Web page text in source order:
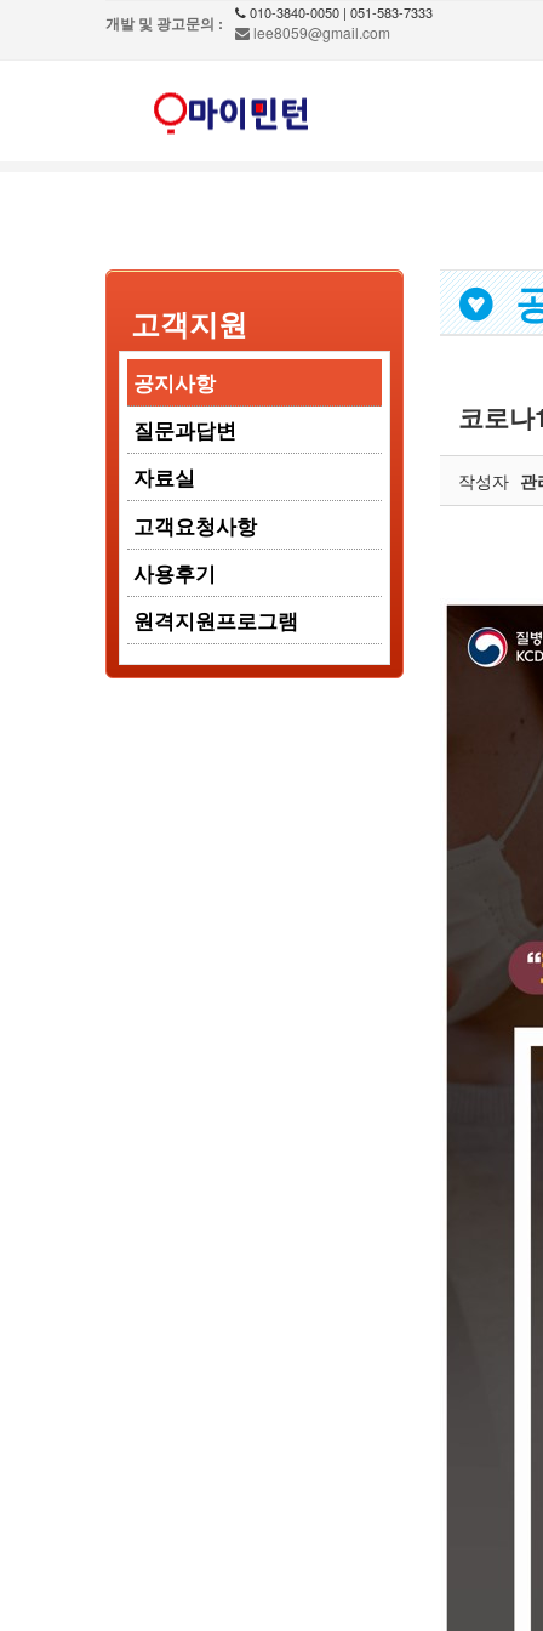
개발 및 광고문의 : 010-3840-0050 | 051-583-7333
lee8059@gmail.com
고객지원
공지사항
질문과답변
자료실
고객요청사항
사용후기
원격지원프로그램
코로
작성자 관